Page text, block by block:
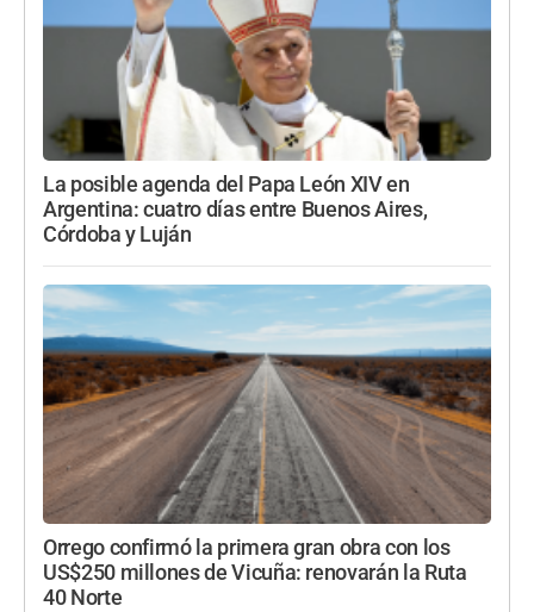
La posible agenda del Papa León XIV en
Argentina: cuatro días entre Buenos Aires,
Córdoba y Luján
Orrego confirmó la primera gran obra con los
US$250 millones de Vicuña: renovarán la Ruta
40 Norte